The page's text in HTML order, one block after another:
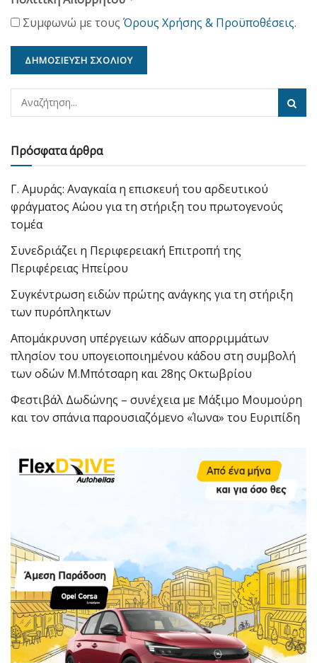
Συμφωνώ με τους Όρους Χρήσης & Προϋποθέσεις.
Πρόσφατα άρθρα
Γ. Αμυράς: Αναγκαία η επισκευή του αρδευτικού
φράγματος Αώου για τη στήριξη του πρωτογενούς
τομέα
Συνεδριάζει η Περιφερειακή Επιτροπή της
Περιφέρειας Ηπείρου
Συγκέντρωση ειδών πρώτης ανάγκης για τη στήριξη
των πυρόπληκτων
Απομάκρυνση υπέργειων κάδων απορριμμάτων
πλησίον του υπογειοποιημένου κάδου στη συμβολή
των οδών Μ.Μπότσαρη και 28ης Οκτωβρίου
Φεστιβάλ Δωδώνης – συνέχεια με Μάξιμο Μουμούρη
και τον σπάνια παρουσιαζόμενο «Ίωνα» του Ευριπίδη